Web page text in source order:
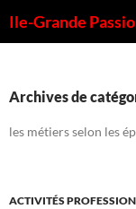
auIle-Grande
Archives de
les métiers selon les
ACTIVITÉS